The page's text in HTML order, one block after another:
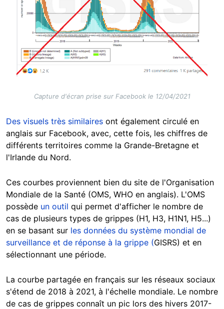
Capture d'écran prise sur Facebook le 12/04/2021
Des visuels très similaires ont également circulé en
anglais sur Facebook, avec, cette fois, les chiffres de
différents territoires comme la Grande-Bretagne et
l'Irlande du Nord.
Ces courbes proviennent bien du site de l'Organisation
Mondiale de la Santé (OMS, WHO en anglais). L'OMS
possède un outil qui permet d'afficher le nombre de
cas de plusieurs types de grippes (H1, H3, H1N1, H5...)
en se basant sur les données du système mondial de
surveillance et de réponse à la grippe (GISRS) et en
sélectionnant une période.
La courbe partagée en français sur les réseaux sociaux
s'étend de 2018 à 2021, à l'échelle mondiale. Le nombre
de cas de grippes connaît un pic lors des hivers 2017-